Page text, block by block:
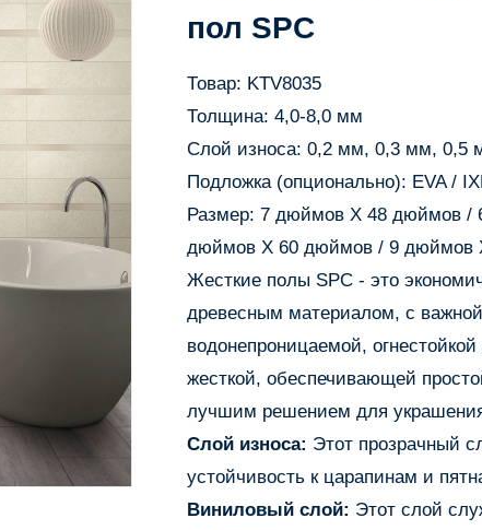
пол SPC
Товар: KTV8035
Толщина: 4,0-8,0 мм
Слой износа: 0,2 мм, 0,3 мм, 0,5
Подложка (опционально): EVA /
Размер: 7 дюймов X 48 дюймов
дюймов X 60 дюймов / 9 дюймов
Жесткие полы SPC - это
древесным материалом, с
водонепроницаемой,
жесткой, обеспечивающей
лучшим решением для
Слой износа: Этот прозрачный
устойчивость к царапинам и
Виниловый слой: Этот слой